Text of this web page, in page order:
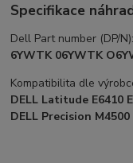
Specifikace
Dell Part number (DP/N):
6YWTK 06YWTK
Kompatibilita dle
DELL Latitude E6410
DELL Precision M4500